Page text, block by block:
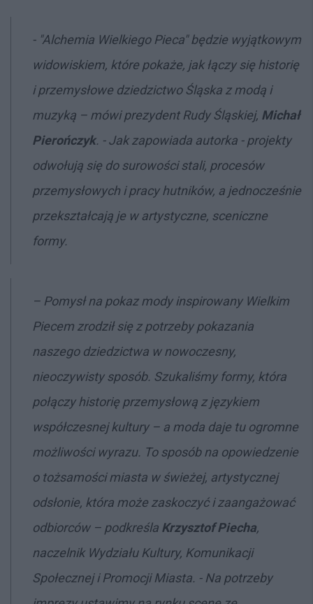
- "Alchemia Wielkiego Pieca" będzie wyjątkowym
widowiskiem, które pokaże, jak łączy się historię
i przemysłowe dziedzictwo Śląska z modą i
muzyką – mówi prezydent Rudy Śląskiej, Michał
Pierończyk. - Jak zapowiada autorka - projekty
odwołują się do surowości stali, procesów
przemysłowych i pracy hutników, a jednocześnie
przekształcają je w artystyczne, sceniczne
formy.
– Pomysł na pokaz mody inspirowany Wielkim
Piecem zrodził się z potrzeby pokazania
naszego dziedzictwa w nowoczesny,
nieoczywisty sposób. Szukaliśmy formy, która
połączy historię przemysłową z językiem
współczesnej kultury – a moda daje tu ogromne
możliwości wyrazu. To sposób na opowiedzenie
o tożsamości miasta w świeżej, artystycznej
odsłonie, która może zaskoczyć i zaangażować
odbiorców – podkreśla Krzysztof Piecha,
naczelnik Wydziału Kultury, Komunikacji
Społecznej i Promocji Miasta. - Na potrzeby